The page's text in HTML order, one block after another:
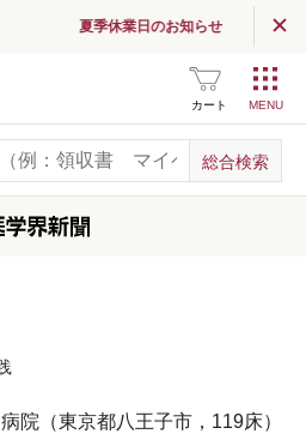
夏季休業日のお知らせ
カート
院（東京都八王子市，119床）